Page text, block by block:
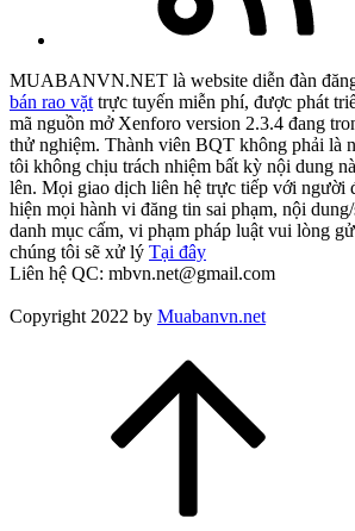
MUABANVN.NET là website diễn đàn
bán rao vặt trực tuyến miễn phí, được phát
mã nguồn mở Xenforo version 2.3.4 đang
thử nghiệm. Thành viên BQT không phải là
tôi không chịu trách nhiệm bất kỳ nội dung
lên. Mọi giao dịch liên hệ trực tiếp với người
hiện mọi hành vi đăng tin sai phạm, nội
danh mục cấm, vi phạm pháp luật vui lòng
chúng tôi sẽ xử lý Tại đây
Liên hệ QC: mbvn.net@gmail.com
Copyright 2022 by Muabanvn.net